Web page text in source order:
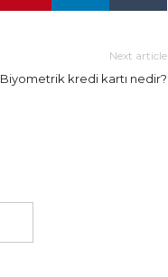
Next article
Biyometrik kredi kartı nedir?